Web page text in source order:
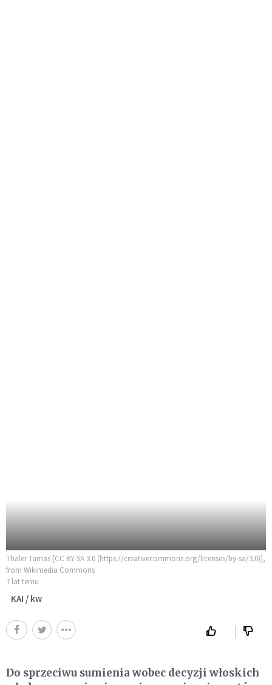
Thaler Tamas [CC BY-SA 3.0 (https://creativecommons.org/licenses/by-sa/3.0)],
from Wikimedia Commons
7 lat temu
KAI / kw
Do sprzeciwu sumienia wobec decyzji włoskich